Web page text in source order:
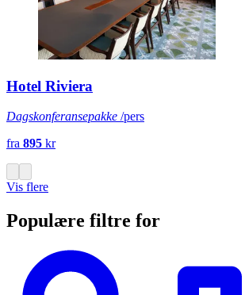
Hotel Riviera
Dagskonferansepakke /pers
fra 895 kr
Vis flere
Populære filtre for